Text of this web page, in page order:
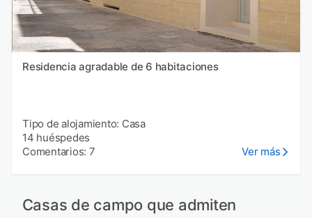
Residencia agradable de 6 habitaciones
Tipo de alojamiento: Casa
14 huéspedes
Comentarios: 7
Ver más
Casas de campo que admiten